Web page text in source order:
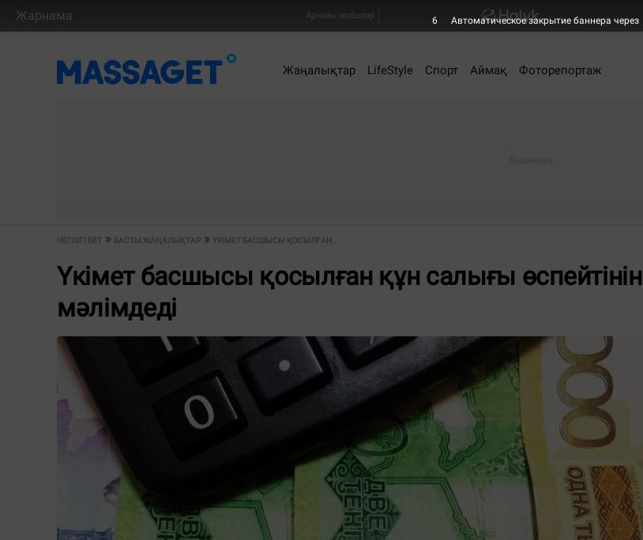
Жарнама Арнайы жобалар
Жаңалықтар LifeStyle Спорт Аймақ Фоторепортаж
НЕГІЗГІ БЕТ БАСТЫ ЖАҢАЛЫҚТАР ҮКІМЕТ БАСШЫСЫ ҚОСЫЛҒАН...
Үкімет басшысы қосылған құн салығы өспейтінін
мәлімдеді
6 Автоматическое закрытие баннера через